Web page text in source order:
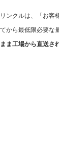
ンクルは、「お客
から最低限必要な
ま工場から直送さ